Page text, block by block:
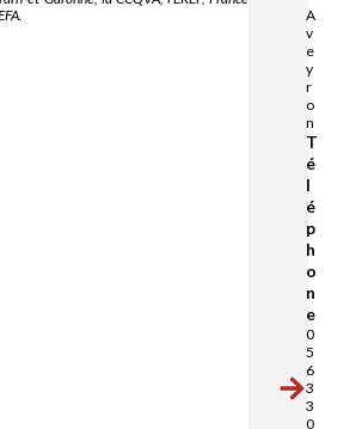
A
v
e
y
r
o
n
T
é
l
é
p
h
o
n
e
0
5
6
3
3
0